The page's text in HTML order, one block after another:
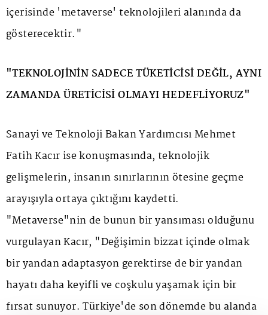
içerisinde 'metaverse' teknolojileri alanında da
gösterecektir."
"TEKNOLOJİNİN SADECE TÜKETİCİSİ DEĞİL, AYNI
ZAMANDA ÜRETİCİSİ OLMAYI HEDEFLİYORUZ"
Sanayi ve Teknoloji Bakan Yardımcısı Mehmet
Fatih Kacır ise konuşmasında, teknolojik
gelişmelerin, insanın sınırlarının ötesine geçme
arayışıyla ortaya çıktığını kaydetti.
"Metaverse"nin de bunun bir yansıması olduğunu
vurgulayan Kacır, "Değişimin bizzat içinde olmak
bir yandan adaptasyon gerektirse de bir yandan
hayatı daha keyifli ve coşkulu yaşamak için bir
fırsat sunuyor. Türkiye'de son dönemde bu alanda